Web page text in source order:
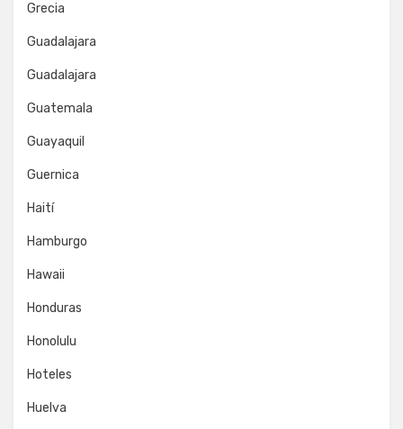
Grecia
Guadalajara
Guadalajara
Guatemala
Guayaquil
Guernica
Haití
Hamburgo
Hawaii
Honduras
Honolulu
Hoteles
Huelva